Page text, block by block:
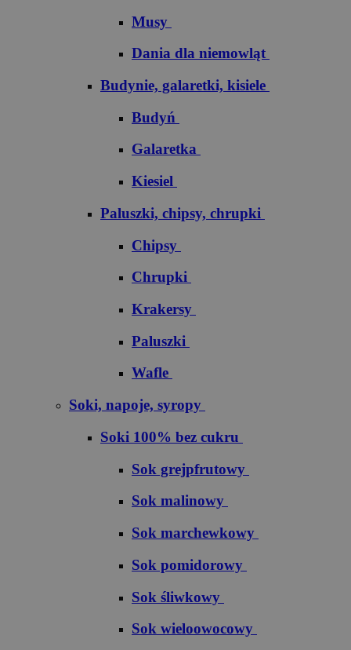
Musy
Dania dla niemowląt
Budynie, galaretki, kisiele
Budyń
Galaretka
Kiesiel
Paluszki, chipsy, chrupki
Chipsy
Chrupki
Krakersy
Paluszki
Wafle
Soki, napoje, syropy
Soki 100% bez cukru
S​o​k​ ​g​r​e​j​p​f​r​u​t​o​w​y
Sok malinowy
Sok marchewkowy
Sok pomidorowy
Sok śliwkowy
Sok wieloowocowy